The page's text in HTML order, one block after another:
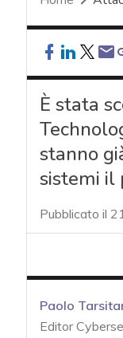
È stata
stanno
sistemi il
Pubblicato il
Paolo
Editor